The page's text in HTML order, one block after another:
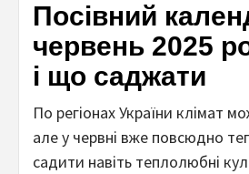
Посівний
червень 2025
і що саджати
По регіонах України клімат
але у червні вже повсюдно
садити навіть теплолюбні